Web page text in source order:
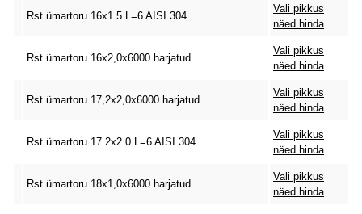
Rst ümartoru 16x1.5 L=6 AISI 304
Vali pikkus
näed hinda
Rst ümartoru 16x2,0x6000 harjatud
Vali pikkus
näed hinda
Rst ümartoru 17,2x2,0x6000 harjatud
Vali pikkus
näed hinda
Rst ümartoru 17.2x2.0 L=6 AISI 304
Vali pikkus
näed hinda
Rst ümartoru 18x1,0x6000 harjatud
Vali pikkus
näed hinda